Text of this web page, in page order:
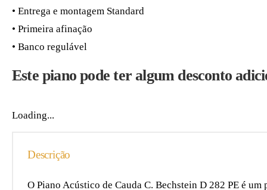
• Entrega e montagem Standard
• Primeira afinação
• Banco regulável
Este piano pode ter algum desconto
Loading...
Descrição
O Piano Acústico de Cauda C. Bechstein D 282 PE é